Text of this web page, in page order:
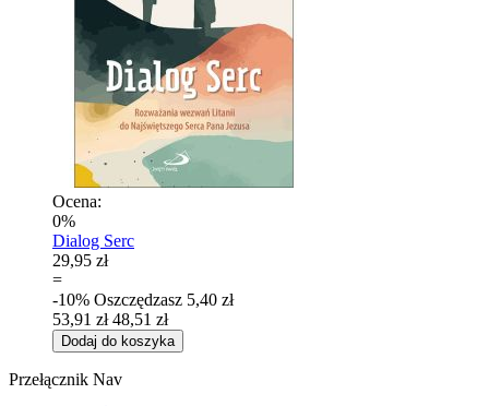
Ocena:
0%
Dialog Serc
29,95 zł
=
-10% Oszczędzasz 5,40 zł
53,91 zł 48,51 zł
Dodaj do koszyka
Przełącznik Nav